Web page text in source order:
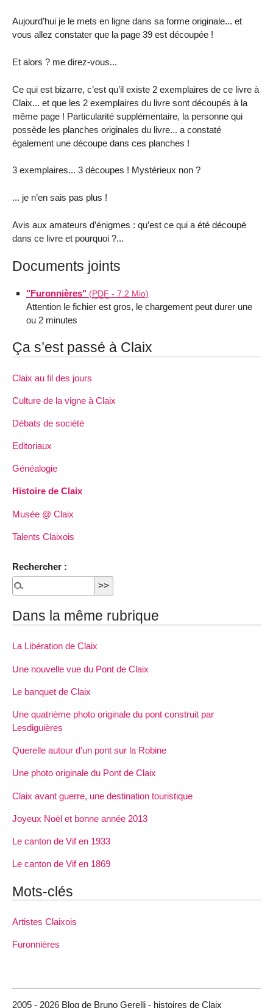
Aujourd’hui je le mets en ligne dans sa forme originale... et
vous allez constater que la page 39 est découpée !
Et alors ? me direz-vous...
Ce qui est bizarre, c’est qu’il existe 2 exemplaires de ce livre à
Claix... et que les 2 exemplaires du livre sont découpés à la
même page ! Particularité supplémentaire, la personne qui
possède les planches originales du livre... a constaté
également une découpe dans ces planches !
3 exemplaires... 3 découpes ! Mystérieux non ?
... je n’en sais pas plus !
Avis aux amateurs d’énigmes : qu’est ce qui a été découpé
dans ce livre et pourquoi ?...
Documents joints
"Furonnières" (PDF - 7.2 Mio)
Attention le fichier est gros, le chargement peut durer une
ou 2 minutes
Ça s’est passé à Claix
Claix au fil des jours
Culture de la vigne à Claix
Débats de société
Editoriaux
Généalogie
Histoire de Claix
Musée @ Claix
Talents Claixois
Rechercher :
Dans la même rubrique
La Libération de Claix
Une nouvelle vue du Pont de Claix
Le banquet de Claix
Une quatrième photo originale du pont construit par
Lesdiguières
Querelle autour d’un pont sur la Robine
Une photo originale du Pont de Claix
Claix avant guerre, une destination touristique
Joyeux Noël et bonne année 2013
Le canton de Vif en 1933
Le canton de Vif en 1869
Mots-clés
Artistes Claixois
Furonnières
2005 - 2026 Blog de Bruno Gerelli - histoires de Claix